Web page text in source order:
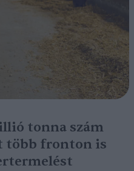
tonna szám
több fronton is